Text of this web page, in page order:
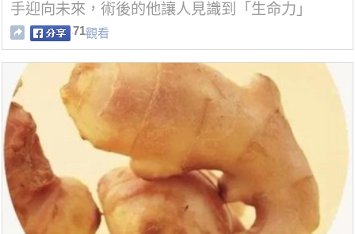
手迎向未來，術後的他讓人見識到「生命力」
71觀看